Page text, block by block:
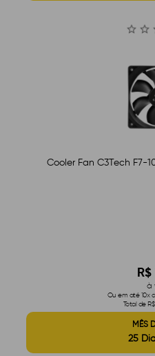
Cooler Fan C3Tech F7-
R$
à
Ou em até 10x
Total de
MÊS
25